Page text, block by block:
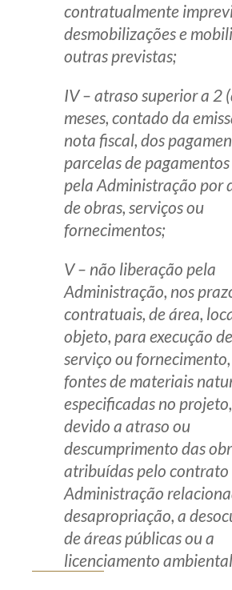
contratualmente
desmobilizações e
outras previstas;
IV – atraso superior a 2
meses, contado da
nota fiscal, dos
parcelas de
pela Administração por
de obras, serviços ou
fornecimentos;
V – não liberação pela
Administração, nos
contratuais, de área,
objeto, para execução
serviço ou
fontes de materiais
especificadas no
devido a atraso ou
descumprimento das
atribuídas pelo contrato
Administração
desapropriação, a
de áreas públicas ou a
licenciamento